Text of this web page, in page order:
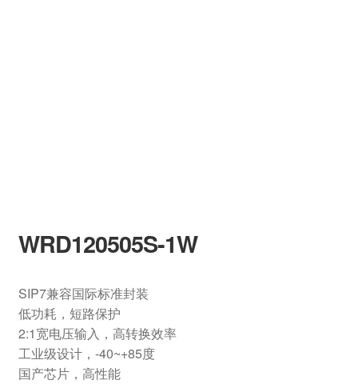
WRD120505S-1W
SIP7兼容国际标准封装
低功耗，短路保护
2:1宽电压输入，高转换效率
工业级设计，-40~+85度
国产芯片，高性能